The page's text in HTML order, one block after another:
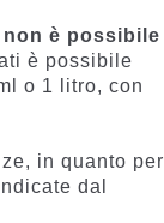
non è possibile
è possibile
o 1 litro, con
in quanto per
dal